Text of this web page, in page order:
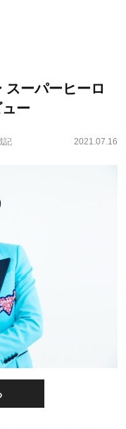
スーパーヒーロ
ー
記
2021.07.16